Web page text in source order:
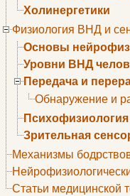
Холинергетики
Физиология ВНД и
Основы
Уровни ВНД
Передача и
Обнаружение и
Зрительная
Механизмы
Статьи медицинской